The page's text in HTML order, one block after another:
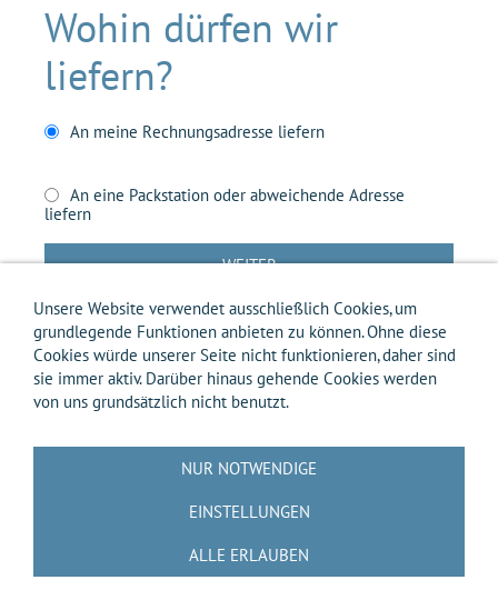
Wohin dürfen wir
liefern?
An meine Rechnungsadresse liefern
An eine Packstation oder abweichende Adresse
liefern
WEITER
ImpressumAGBWiderrufsbelehrungWiderrufsformular
Versandkosten-InfoZahlungsarten-Info
Entsorgung gemäß Verpackungsverordnung
🟨📝 VERTRAG WIDERRUFEN 📝🟨
Unsere Website verwendet ausschließlich Cookies, um
grundlegende Funktionen anbieten zu können. Ohne diese
Cookies würde unserer Seite nicht funktionieren, daher sind
sie immer aktiv. Darüber hinaus gehende Cookies werden
von uns grundsätzlich nicht benutzt.
NUR NOTWENDIGE
EINSTELLUNGEN
ALLE ERLAUBEN